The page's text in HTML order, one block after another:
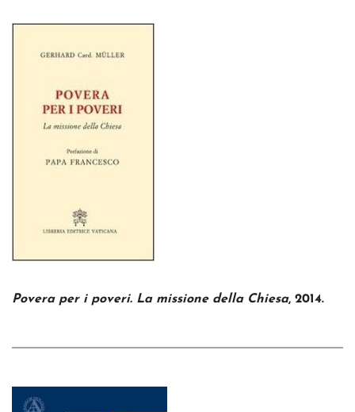
Povera per i poveri. La missione della Chiesa, 2014.